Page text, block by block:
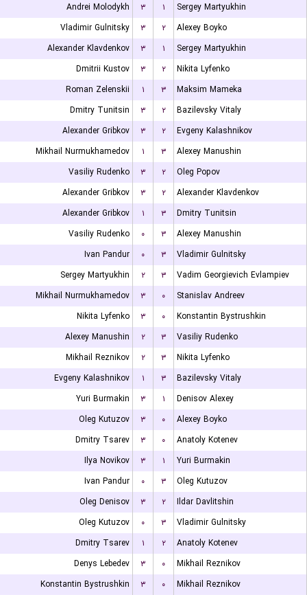
Andrei Molodykh
۳ ۱
Sergey Martyukhin
Vladimir Gulnitsky
۳ ۲
Alexey Boyko
Alexander Klavdenkov
۳ ۱
Sergey Martyukhin
Dmitrii Kustov
۳ ۲
Nikita Lyfenko
Roman Zelenskii
۱ ۳
Maksim Mameka
Dmitry Tunitsin
۳ ۲
Bazilevsky Vitaly
Alexander Gribkov
۳ ۲
Evgeny Kalashnikov
Mikhail Nurmukhamedov
۱ ۳
Alexey Manushin
Vasiliy Rudenko
۳ ۲
Oleg Popov
Alexander Gribkov
۳ ۲
Alexander Klavdenkov
Alexander Gribkov
۱ ۳
Dmitry Tunitsin
Vasiliy Rudenko
۰ ۳
Alexey Manushin
Ivan Pandur
۰ ۳
Vladimir Gulnitsky
Sergey Martyukhin
۲ ۳
Vadim Georgievich Evlampiev
Mikhail Nurmukhamedov
۳ ۰
Stanislav Andreev
Nikita Lyfenko
۳ ۰
Konstantin Bystrushkin
Alexey Manushin
۲ ۳
Vasiliy Rudenko
Mikhail Reznikov
۲ ۳
Nikita Lyfenko
Evgeny Kalashnikov
۱ ۳
Bazilevsky Vitaly
Yuri Burmakin
۳ ۱
Denisov Alexey
Oleg Kutuzov
۳ ۰
Alexey Boyko
Dmitry Tsarev
۳ ۰
Anatoly Kotenev
Ilya Novikov
۳ ۱
Yuri Burmakin
Ivan Pandur
۰ ۳
Oleg Kutuzov
Oleg Denisov
۳ ۲
Ildar Davlitshin
Oleg Kutuzov
۰ ۳
Vladimir Gulnitsky
Dmitry Tsarev
۱ ۲
Anatoly Kotenev
Denys Lebedev
۳ ۰
Mikhail Reznikov
Konstantin Bystrushkin
۳ ۰
Mikhail Reznikov